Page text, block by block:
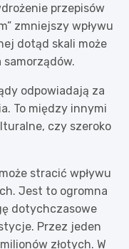
przepisów
zmniejszy wpływu
dotąd skali może
odpowiadają za
To między innymi
czy szeroko
stracić wpływu
Jest to ogromna
dotychczasowe
Przez jeden
złotych. W